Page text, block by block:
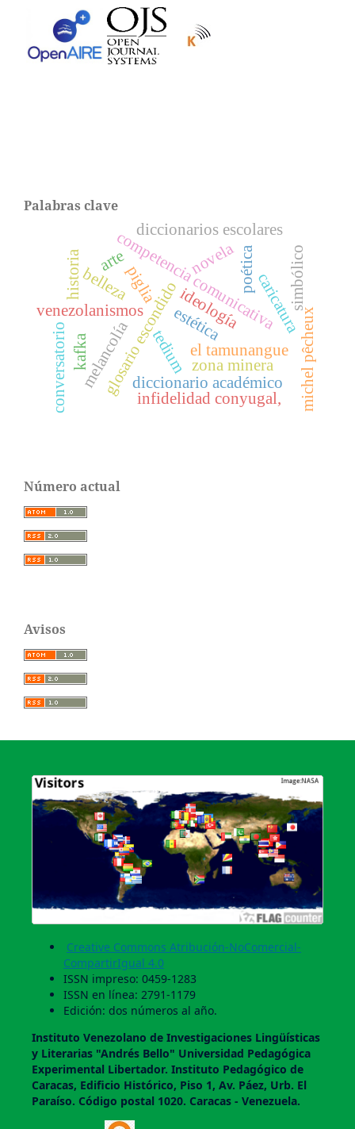
Palabras clave
glosario escondido
competencia comunicativa
ideología
venezolanismos
diccionario académico
estética
melancolía tedium
novela
michel pêcheux
caricatura
piglia
kafka
poética
el tamunangue
conversatorio
belleza
diccionarios escolares
simbólico
historia
infidelidad conyugal,
arte
zona minera
Número actual
Avisos
Creative Commons Atribución-NoComercial-
CompartirIgual 4.0
ISSN impreso: 0459-1283
ISSN en línea: 2791-1179
Edición: dos números al año.
Instituto Venezolano de Investigaciones Lingüí­sticas
y Literarias "Andrés Bello" Universidad Pedagógica
Experimental Libertador. Instituto Pedagógico de
Caracas, Edificio Histórico, Piso 1, Av. Páez, Urb. El
Paraí­so. Código postal 1020. Caracas - Venezuela.